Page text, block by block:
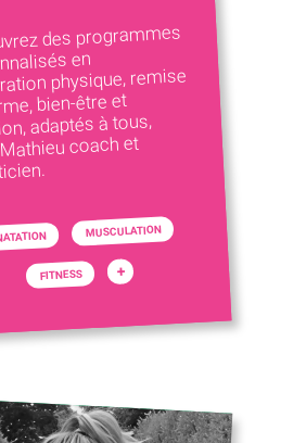
des programmes
en
physique, remise
bien-être et
adaptés à tous,
coach et
MUSCULATION
FITNESS +